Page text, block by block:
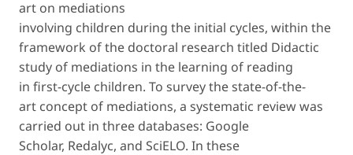
art on mediations
involving children during the initial cycles, within the
framework of the doctoral research titled Didactic
study of mediations in the learning of reading
in first-cycle children. To survey the state-of-the-
art concept of mediations, a systematic review was
carried out in three databases: Google
Scholar, Redalyc, and SciELO. In these